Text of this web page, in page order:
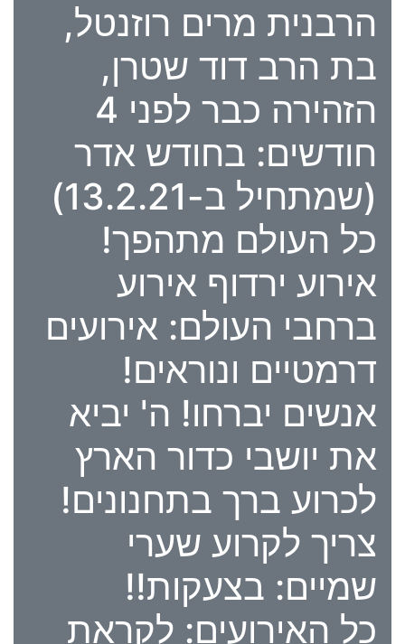
הרבנית מרים רוזנטל,
בת הרב דוד שטרן,
הזהירה כבר לפני 4
חודשים: בחודש אדר
(שמתחיל ב-13.2.21)
כל העולם מתהפך!
אירוע ירדוף אירוע
ברחבי העולם: אירועים
דרמטיים ונוראים!
אנשים יברחו! ה' יביא
את יושבי כדור הארץ
לכרוע ברך בתחנונים!
צריך לקרוע שערי
שמיים: בצעקות!!
כל האירועים: לקראת